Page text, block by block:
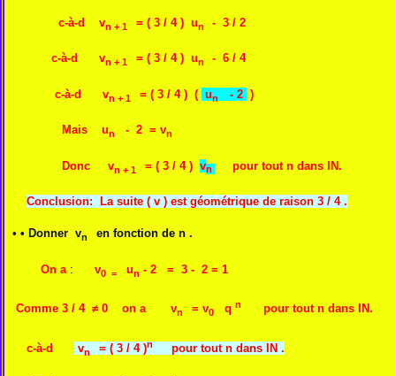
c-à-d vn + 1 = ( 3 / 4 ) un - 3 / 2
c-à-d vn + 1 = ( 3 / 4 ) un - 6 / 4
c-à-d vn + 1 = ( 3 / 4 ) ( un - 2 )
Mais un - 2 = vn
Donc vn + 1 = ( 3 / 4 ) vn pour tout n dans IN.
Conclusion: La suite ( v ) est géométrique de raison 3 / 4 .
• • Donner vn en fonction de n .
On a : v0 = un - 2 = 3 - 2 = 1
Comme 3 / 4 ≠ 0 on a vn = v0 q n pour tout n dans IN.
c-à-d vn = ( 3 / 4 )n pour tout n dans IN .